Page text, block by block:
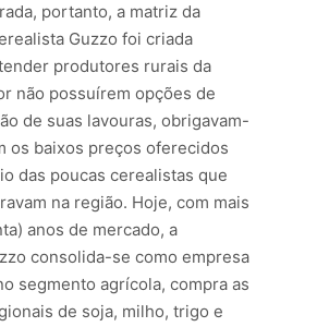
portanto, a matriz da
Guzzo foi criada
produtores rurais da
não possuírem opções de
de suas lavouras, obrigavam-
os baixos preços oferecidos
das poucas cerealistas que
na região. Hoje, com mais
anos de mercado, a
consolida-se como empresa
segmento agrícola, compra as
de soja, milho, trigo e